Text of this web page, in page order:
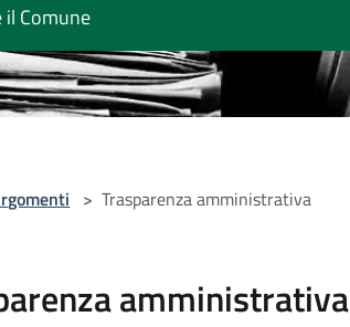
il Comune
> Trasparenza amministrativa
amministrativa